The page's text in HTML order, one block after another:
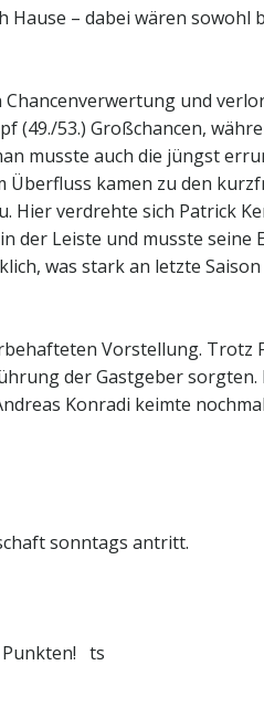
– dabei wären sowohl
und
(49./53.) Großchancen,
musste auch die jüngst
kamen zu den
verdrehte sich Patrick
der Leiste und musste
was stark an letzte
Vorstellung. Trotz
der Gastgeber
Konradi keimte
sonntags antritt.
Punkten! ts